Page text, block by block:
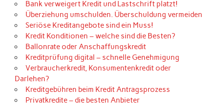
Bank verweigert Kredit und Lastschrift platzt!
Überziehung umschulden. Überschuldung vermeiden
Seriöse Kreditangebote sind ein Muss!
Kredit Konditionen – welche sind die Besten?
Ballonrate oder Anschaffungskredit
Kreditprüfung digital – schnelle Genehmigung
Verbraucherkredit, Konsumentenkredit oder
Darlehen?
Kreditgebühren beim Kredit Antragsprozess
Privatkredite – die besten Anbieter